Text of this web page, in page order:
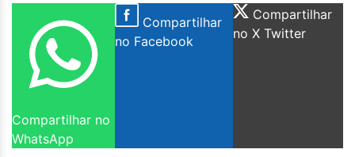
Compartilhar no
WhatsApp
Compartilhar
no Facebook
Compartilhar
no X Twitter